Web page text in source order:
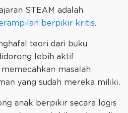
STEAM adalah
berpikir kritis.
teori dari buku
lebih aktif
masalah
yang sudah mereka miliki.
anak berpikir secara logis